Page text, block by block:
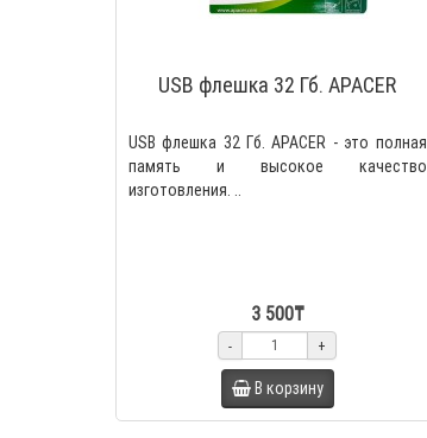
USB флешка 32 Гб. APACER
USB флешка 32 Гб. APACER - это полная
память и высокое качество
изготовления. ..
3 500₸
- +
В корзину